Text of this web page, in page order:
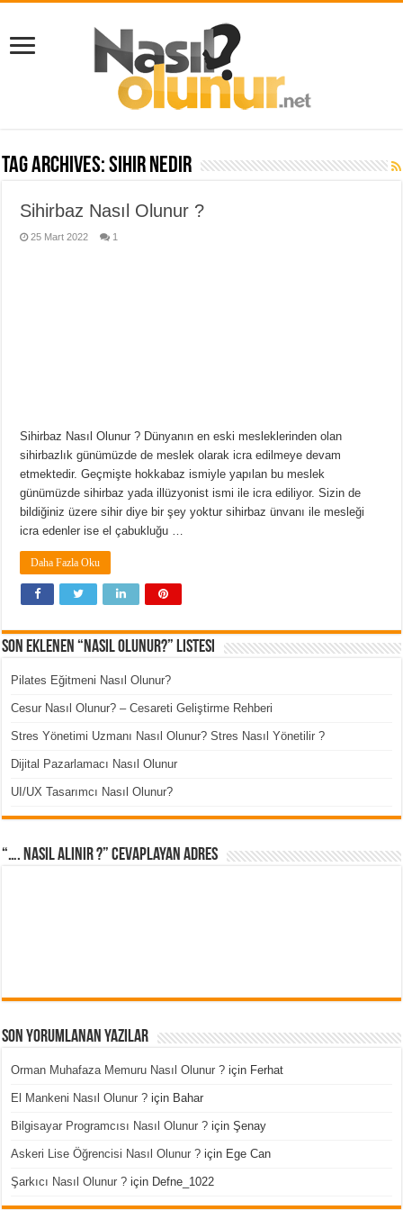
Tag Archives:sihir nedir
Sihirbaz Nasıl Olunur ?
25 Mart 2022 1
Sihirbaz Nasıl Olunur ? Dünyanın en eski mesleklerinden olan
sihirbazlık günümüzde de meslek olarak icra edilmeye devam
etmektedir. Geçmişte hokkabaz ismiyle yapılan bu meslek
günümüzde sihirbaz yada illüzyonist ismi ile icra ediliyor. Sizin de
bildiğiniz üzere sihir diye bir şey yoktur sihirbaz ünvanı ile mesleği
icra edenler ise el çabukluğu …
Daha Fazla Oku
Son Eklenen “Nasıl Olunur?” Listesi
Pilates Eğitmeni Nasıl Olunur?
Cesur Nasıl Olunur? – Cesareti Geliştirme Rehberi
Stres Yönetimi Uzmanı Nasıl Olunur? Stres Nasıl Yönetilir ?
Dijital Pazarlamacı Nasıl Olunur
UI/UX Tasarımcı Nasıl Olunur?
“…. Nasıl Alınır ?” cevaplayan adres
Son Yorumlanan Yazılar
Orman Muhafaza Memuru Nasıl Olunur ? için Ferhat
El Mankeni Nasıl Olunur ? için Bahar
Bilgisayar Programcısı Nasıl Olunur ? içinŞenay
Askeri Lise Öğrencisi Nasıl Olunur ? için Ege Can
Şarkıcı Nasıl Olunur ? için Defne_1022